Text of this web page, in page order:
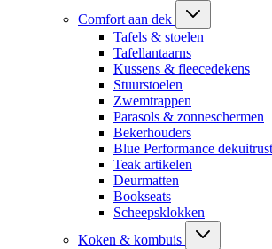
Comfort aan dek
Tafels & stoelen
Tafellantaarns
Kussens & fleecedekens
Stuurstoelen
Zwemtrappen
Parasols & zonneschermen
Bekerhouders
Blue Performance
Teak artikelen
Deurmatten
Bookseats
Scheepsklokken
Koken & kombuis